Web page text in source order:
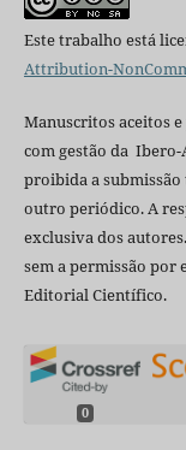
Este trabalho está
Attribution-
Manuscritos aceitos
com gestão da
proibida a
outro periódico. A
exclusiva dos
sem a permissão
Editorial Científico.
0